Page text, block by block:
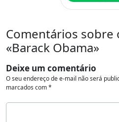
Comentários sobre
«Barack Obama»
Deixe um comentário
O seu endereço de e-mail não será
marcados com*